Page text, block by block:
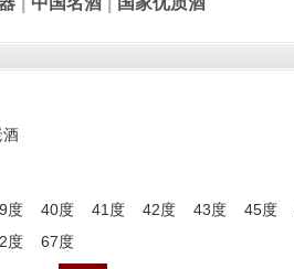
酒
度 40度 41度 42度 43度 45度
度 67度